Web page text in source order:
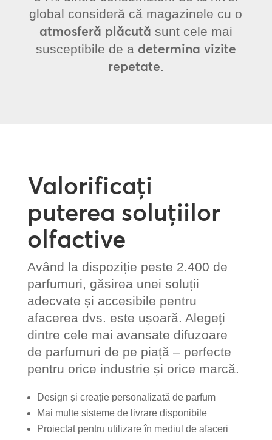
global consideră că magazinele cu o
atmosferă plăcută sunt cele mai
susceptibile de a determina vizite
repetate
Valorificați
puterea soluțiilor
olfactive
Având la dispoziție peste 2.400 de
parfumuri, găsirea unei soluții
adecvate și accesibile pentru
afacerea dvs. este ușoară. Alegeți
dintre cele mai avansate difuzoare
de parfumuri de pe piață – perfecte
pentru orice industrie și orice marcă.
Design și creație personalizată de parfum
Mai multe sisteme de livrare disponibile
Proiectat pentru utilizare în mediul de afaceri